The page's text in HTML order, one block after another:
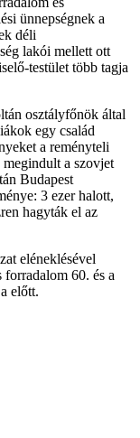
ünnepségnek a
déli
lakói mellett ott
testület több tagja
osztályfőnök által
egy család
a reményteli
a szovjet
Budapest
3 ezer halott,
hagyták el az
eléneklésével
forradalom 60. és a
előtt.